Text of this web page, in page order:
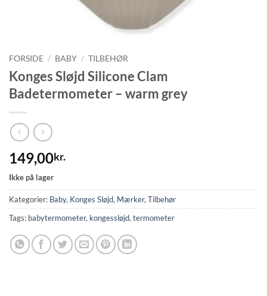
FORSIDE / BABY / TILBEHØR
Konges Sløjd Silicone Clam
Badetermometer – warm grey
149,00kr.
Ikke på lager
Kategorier: Baby, Konges Sløjd, Mærker,Tilbehør
Tags: babytermometer, kongessløjd,termometer